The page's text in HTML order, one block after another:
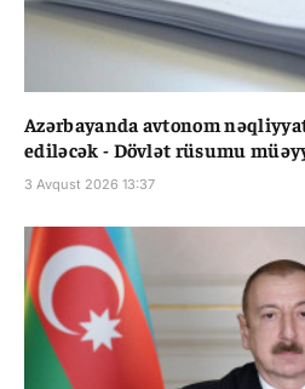
Azərbayanda avtonom
ediləcək - Dövlət rüsumu
3 Avqust 2026 13:37